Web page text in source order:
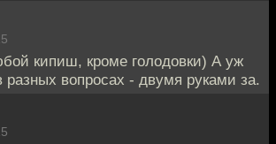
кипиш, кроме голодовки) А уж
разных вопросах - двумя руками за.